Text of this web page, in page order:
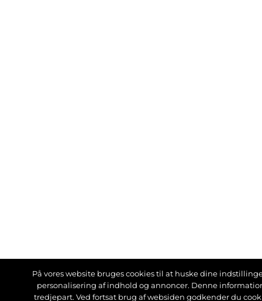
På vores website bruges cookies til at huske dine
personalisering af indhold og annoncer. Denne
tredjepart. Ved fortsat brug af websiden godkender du